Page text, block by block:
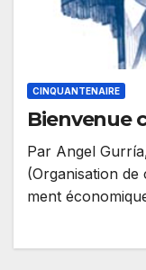
CINQUANTENAIRE
Bienvenue
Par Angel
(Organisation
ment